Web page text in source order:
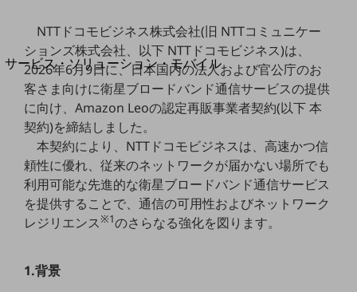
サービス・ソリューション・モバイル
サービス・ソリューションTOP
DXに関する課題を解決する
サービス・ソリューションをご紹介
カテゴリーで探す
カテゴリーで探すTOP
ネットワーク・モバイル
クラウド・データセンター
セキュリティ
NTTドコモビジネス株式会社(旧 NTTコミュニケー
ションズ株式会社、以下 NTTドコモビジネス)は、
2026年6月9日に、日本国内の法人および官公庁のお
客さま向けに衛星ブロードバンド通信サービスの提供
に向け、Amazon Leoの認定再販事業者契約(以下 本
契約)を締結しました。
本契約により、NTTドコモビジネスは、高速かつ信
頼性に優れ、従来のネットワークが届かない場所でも
利用可能な先進的な衛星ブロードバンド通信サービス
を提供することで、通信の可用性およびネットワーク
レジリエンス※1のさらなる強化を図ります。
1.背景